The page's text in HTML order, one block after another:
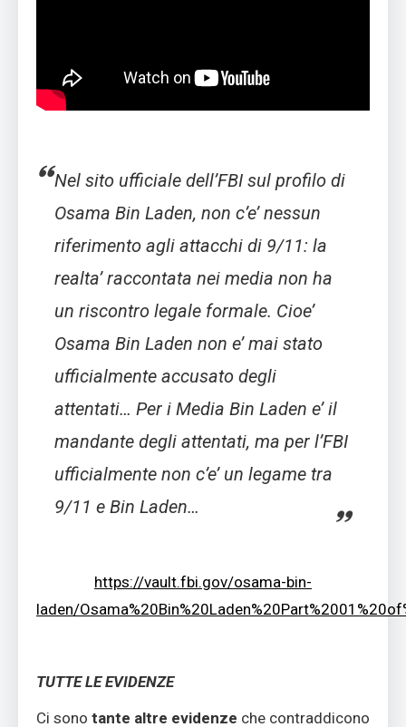
Nel sito ufficiale dell’FBI sul profilo di
Osama Bin Laden, non c’e’ nessun
riferimento agli attacchi di 9/11: la
realta’ raccontata nei media non ha
un riscontro legale formale. Cioe’
Osama Bin Laden non e’ mai stato
ufficialmente accusato degli
attentati… Per i Media Bin Laden e’ il
mandante degli attentati, ma per l’FBI
ufficialmente non c’e’ un legame tra
9/11 e Bin Laden…
https://vault.fbi.gov/osama-bin-
laden/
TUTTE LE EVIDENZE
Ci sono tante altre evidenze che contraddicono